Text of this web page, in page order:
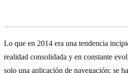
Lo que en 2014 era una tendencia
realidad consolidada y en constante
solo una aplicación de navegación; se